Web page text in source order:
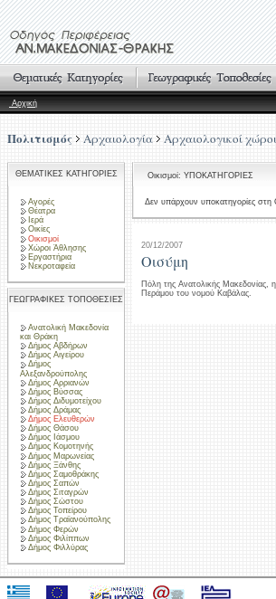
Αρχική
Πολιτισμός Αρχαιολογία Αρχαιολογικοί χώροι
ΘΕΜΑΤΙΚΕΣ ΚΑΤΗΓΟΡΙΕΣ
Αγορές
Θέατρα
Ιερά
Οικίες
Οικισμοί
Χώροι Άθλησης
Εργαστήρια
Νεκροταφεία
ΓΕΩΓΡΑΦΙΚΕΣ ΤΟΠΟΘΕΣΙΕΣ
Ανατολική Μακεδονία
και Θράκη
Δήμος Αβδήρων
Δήμος Αιγείρου
Δήμος
Αλεξανδρούπολης
Δήμος Αρριανών
Δήμος Βύσσας
Δήμος Διδυμοτείχου
Δήμος Δράμας
Δήμος Ελευθερών
Δήμος Θάσου
Δήμος Ιάσμου
Δήμος Κομοτηνής
Δήμος Μαρωνείας
Δήμος Ξάνθης
Δήμος Σαμοθράκης
Δήμος Σαπών
Δήμος Σιταγρών
Δήμος Σώστου
Δήμος Τοπείρου
Δήμος Τραϊανούπολης
Δήμος Φερών
Δήμος Φιλίππων
Δήμος Φιλλύρας
Οικισμοί: ΥΠΟΚΑΤΗΓΟΡΙΕΣ
Δεν υπάρχουν υποκατηγορίες στη
20/12/2007
Οισύμη
Πόλη της Ανατολικής Μακεδονίας,
Περάμου του νομού Καβάλας.